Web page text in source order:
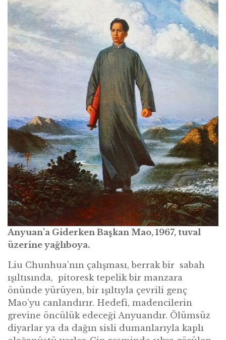
Anyuan’a Giderken Başkan Mao, 1967, tuval
üzerine yağlıboya.
Liu Chunhua’nın çalışması, berrak bir sabah
ışıltısında, pitoresk tepelik bir manzara
önünde yürüyen, bir ışıltıyla çevrili genç
Mao’yu canlandırır. Hedefi, madencilerin
grevine öncülük edeceği Anyuandır. Ölümsüz
diyarlar ya da dağın sisli dumanlarıyla kaplı